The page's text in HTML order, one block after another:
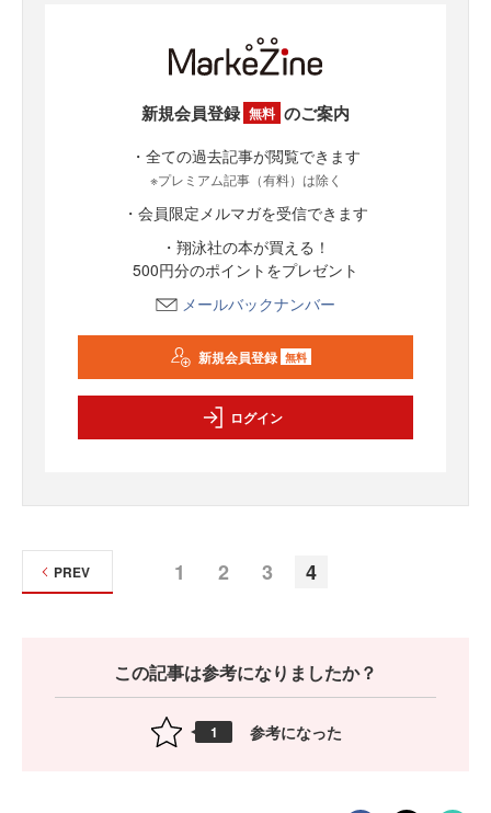
新規会員登録 無料 のご案内
・全ての過去記事が閲覧できます
※プレミアム記事（有料）は除く
・会員限定メルマガを受信できます
・翔泳社の本が買える！
500円分のポイントをプレゼント
メールバックナンバー
新規会員登録 無料
ログイン
1 2 3 4
PREV
この記事は参考になりましたか？
1 参考になった